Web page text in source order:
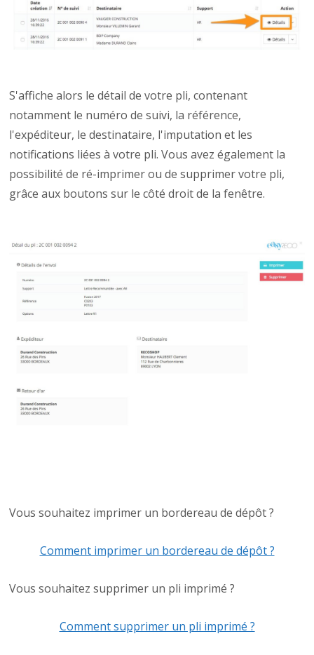
S'affiche alors le détail de votre pli, contenant
notamment le numéro de suivi, la référence,
l'expéditeur, le destinataire, l'imputation et les
notifications liées à votre pli. Vous avez également la
possibilité de ré-imprimer ou de supprimer votre pli,
grâce aux boutons sur le côté droit de la fenêtre.
Vous souhaitez imprimer un bordereau de dépôt ?
Comment imprimer un bordereau de dépôt ?
Vous souhaitez supprimer un pli imprimé ?
Comment supprimer un pli imprimé ?